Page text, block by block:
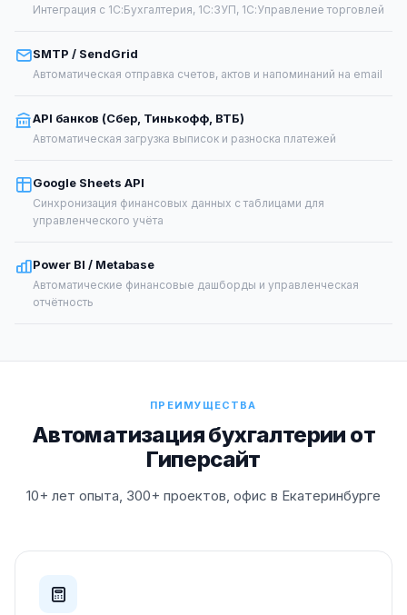
Интеграция с 1С:Бухгалтерия, 1С:ЗУП, 1С:Управление торговлей
SMTP / SendGrid
Автоматическая отправка счетов, актов и напоминаний на email
API банков (Сбер, Тинькофф, ВТБ)
Автоматическая загрузка выписок и разноска платежей
Google Sheets API
Синхронизация финансовых данных с таблицами для
управленческого учёта
Power BI / Metabase
Автоматические финансовые дашборды и управленческая
отчётность
ПРЕИМУЩЕСТВА
Автоматизация бухгалтерии от
Гиперсайт
10+ лет опыта, 300+ проектов, офис в Екатеринбурге